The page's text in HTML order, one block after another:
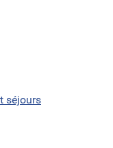
séjours